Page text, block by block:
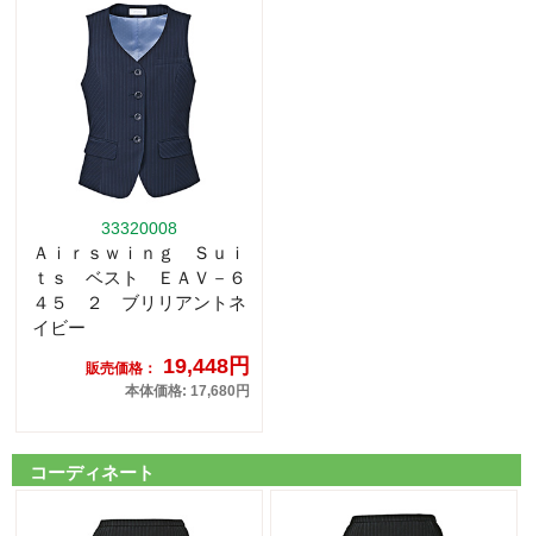
33320008
Ａｉｒｓｗｉｎｇ Ｓｕｉ
ｔｓ ベスト ＥＡＶ－６
４５ ２ ブリリアントネ
イビー
販売価格： 19,448円
本体価格: 17,680円
コーディネート